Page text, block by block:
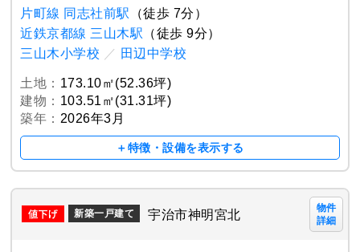
片町線 同志社前駅
（徒歩 7分）
近鉄京都線 三山木駅 （徒歩 9分）
三山木小学校 ／ 田辺中学校
土地： 173.10㎡(52.36坪)
建物： 103.51㎡(31.31坪)
築年： 2026年3月
＋特徴・設備を表示する
新築一戸建て 宇治市神明宮北
物件
詳細